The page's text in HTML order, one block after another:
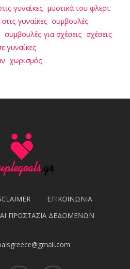
γυναίκες μυστικά του φλερτ
γυναίκες συμβουλές
συμβουλές για σχέσεις σχέσεις
γυναίκες
χωρισμός
ΕΠΙΚΟΙΝΩΝΙΑ
ΠΡΟΣΤΑΣΙΑ ΔΕΔΟΜΕΝΩΝ